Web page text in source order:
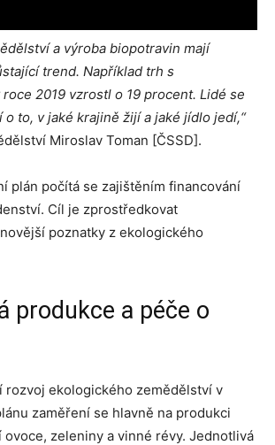
a výroba biopotravin mají
trend. Například trh s
2019 vzrostl o 19 procent. Lidé se
o to, v jaké krajině žijí a jaké jídlo jedí,“
Miroslav Toman [ČSSD].
plán počítá se zajištěním financování
Cíl je zprostředkovat
poznatky z ekologického
produkce a péče o
rozvoj ekologického zemědělství v
zaměření se hlavně na produkci
ovoce, zeleniny a vinné révy. Jednotlivá